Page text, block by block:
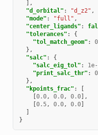
],
"d_orbital" : "d_z2" ,
"mode" : "full" ,
"center_ligands" :
"tolerances" :
{
"tol_match_geom" :
},
"salc" :
{
"salc_eig_tol" :
"print_salc_thr" :
},
"kpoints_frac" :
[
[0.0, 0.0, 0.0],
[0.5, 0.0, 0.0]
]
}